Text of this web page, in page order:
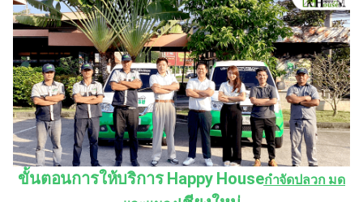
ขั้นตอนการให้บริการ Happy Houseกำจัดปลวก มด